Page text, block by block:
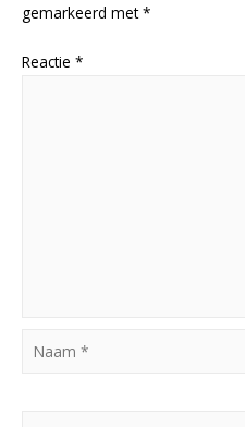
gemarkeerd met*
Reactie *
Naam